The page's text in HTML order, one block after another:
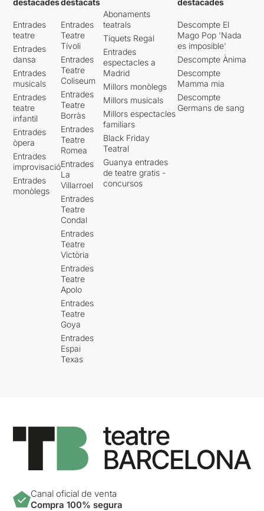
Georgina
Hurtado, Estel Ibars i Maria
Oliver,
amb una gran
professionalitat, tot i la seva
joventut.
Agraïm també a l’editorial
Prometeu i al seu director
Xavier Arola
la publicació
d’obres fora dels cànons
habituals amb edicions en
bilingüe. En aquest cas
italià-català.
Felicitats a tots i llarga vida a
les obres de Natalia
Entrades
teatre
Entrades
dansa
Entrades
musicals
Entrades
teatre
infantil
Entrades
òpera
Entrades
improvisació
Entrades
monòlegs
Entrades
Teatre
Tívoli
Entrades
Teatre
Coliseum
Entrades
Teatre
Borràs
Entrades
Teatre
Romea
Entrades
La
Villarroel
Entrades
Teatre
Condal
Entrades
Teatre
Victòria
Entrades
Teatre
Apolo
Entrades
Teatre
Goya
Entrades
Espai
Texas
Abonaments
teatrals
Tiquets Regal
Entrades
espectacles a
Madrid
Millors monòlegs
Millors musicals
Millors espectacles
familiars
Black Friday
Teatral
Guanya entrades
de teatre gratis -
concursos
Descompte El
Mago Pop 'Nada
es imposible'
Descompte Ànima
Descompte
Mamma mia
Descompte
Germans de sang
Canal oficial de venta
Compra 100% segura